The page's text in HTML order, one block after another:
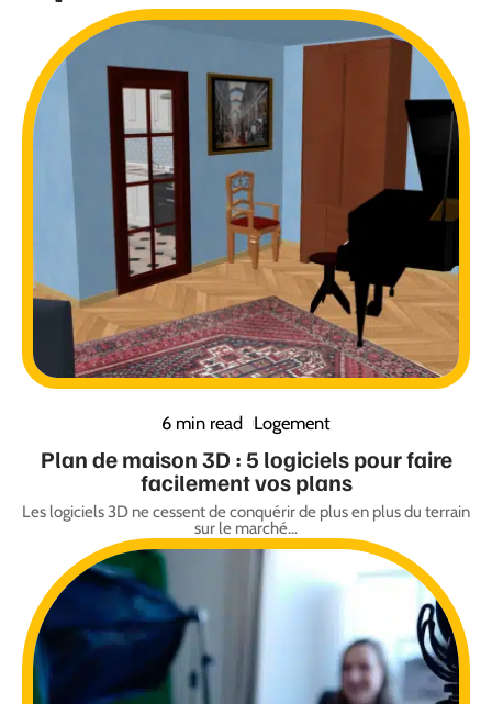
6 min read Logement
Plan de maison 3D : 5 logiciels pour faire
facilement vos plans
Les logiciels 3D ne cessent de conquérir de plus en plus du terrain
sur le marché…